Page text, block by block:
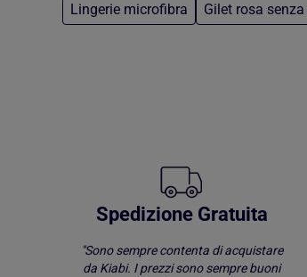
Lingerie microfibra
Gilet rosa
Spedizione Gratuita
"Sono sempre contenta di acquistare
da Kiabi. I prezzi sono sempre buoni